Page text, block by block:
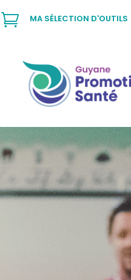
 MA SÉLECTION D'OUTILS